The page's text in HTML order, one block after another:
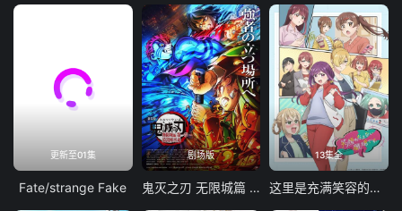
更新至01集
Fate/strange Fake
剧场版
鬼灭之刃 无限城篇 第一章 猗窝座再袭
13集全
这里是充满笑容的职场。